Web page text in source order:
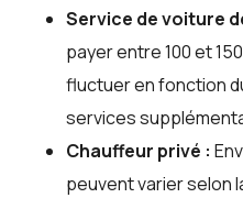
Service de voiture
payer entre 100 et
fluctuer en fonction
services
Chauffeur privé :
peuvent varier selon